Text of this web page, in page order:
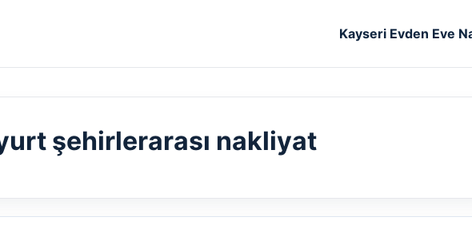
Kayseri Evden Eve
şehirlerarası nakliyat